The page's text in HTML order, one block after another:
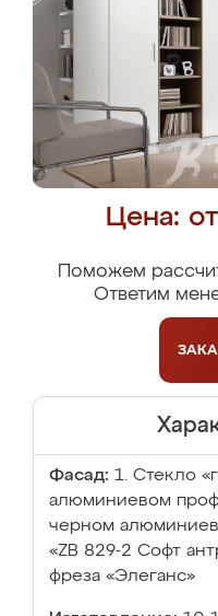
Цена:
Поможем
Ответим
Фасад: 1. Стекло
алюминиевом
черном
«ZB 829-2 Софт
фреза «Элеганс»